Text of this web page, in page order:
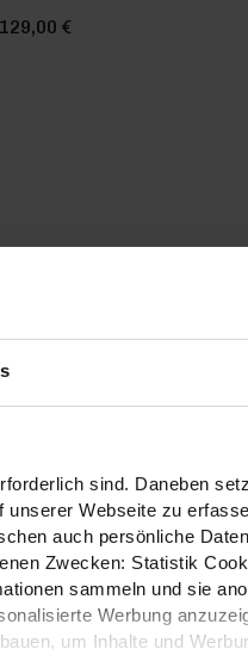
sind. Daneben
Webseite zu
auch persönliche
Zwecken: Statistik
sammeln und sie
Werbung
um Inhalte und
129,00 €